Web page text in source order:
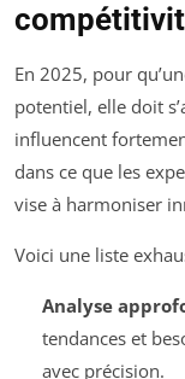
En 2025, pour
potentiel, elle doit
influencent
dans ce que les
vise à harmoniser
Voici une liste
Analyse
tendances et
avec précision.